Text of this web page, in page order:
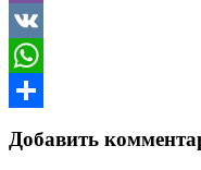
Viber
VK
WhatsApp
Добавить